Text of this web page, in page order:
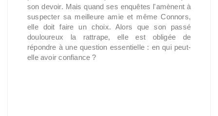
son devoir. Mais quand ses enquêtes l'amènent à
suspecter sa meilleure amie et même Connors,
elle doit faire un choix. Alors que son passé
douloureux la rattrape, elle est obligée de
répondre à une question essentielle : en qui peut-
elle avoir confiance ?